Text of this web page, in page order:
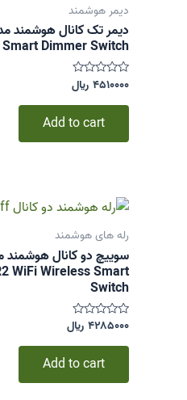
دیمر هوشمند
Smart Dimmer Switch
Rated
out
۴۵۱۰۰۰۰ ﷼
Add to cart
رله های هوشمند
WiFi Wireless Smart
Switch
Rated
out
۴۲۸۵۰۰۰ ﷼
Add to cart